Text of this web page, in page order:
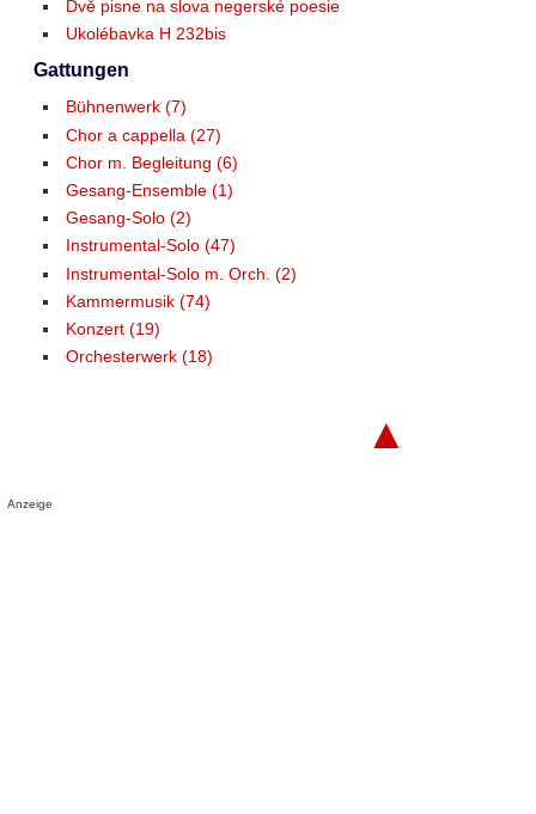
Dvě pisne na slova negerské poesie
Ukolébavka H 232bis
Gattungen
Bühnenwerk (7)
Chor a cappella (27)
Chor m. Begleitung (6)
Gesang-Ensemble (1)
Gesang-Solo (2)
Instrumental-Solo (47)
Instrumental-Solo m. Orch. (2)
Kammermusik (74)
Konzert (19)
Orchesterwerk (18)
▲
Anzeige